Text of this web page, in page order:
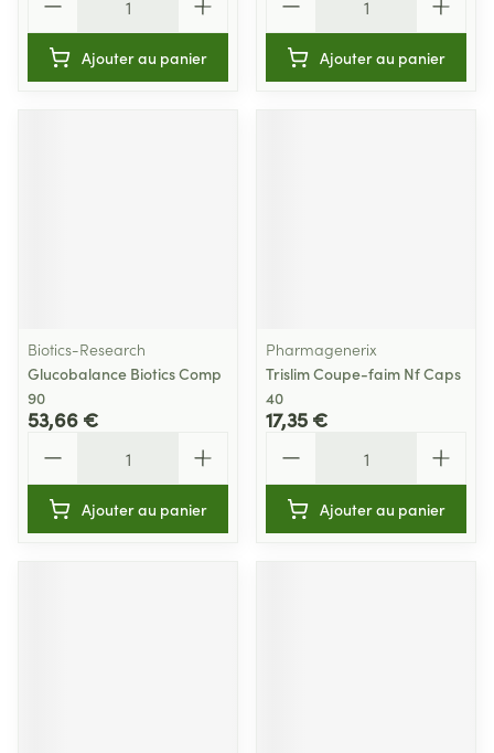
Ajouter au panier Ajouter au panier
Biotics-Research
Glucobalance Biotics Comp
90
53,66 €
Ajouter au panier
Pharmagenerix
Trislim Coupe-faim Nf Caps
40
17,35 €
Ajouter au panier